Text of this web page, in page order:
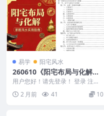
易学 阳宅风水
260610《阳宅布局与化解》
家居风水实用指南249页Y
用户您好！请先登录！ 登录 注册
《阳宅布局与化解》家居风水实用
指南249页Y ...
2 月前 41 10